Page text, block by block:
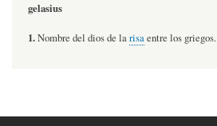
gelasius
1.Nombre del dios de larisaentre los griegos.